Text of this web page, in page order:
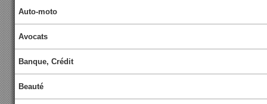
Auto-moto
Avocats
Banque, Crédit
Beauté